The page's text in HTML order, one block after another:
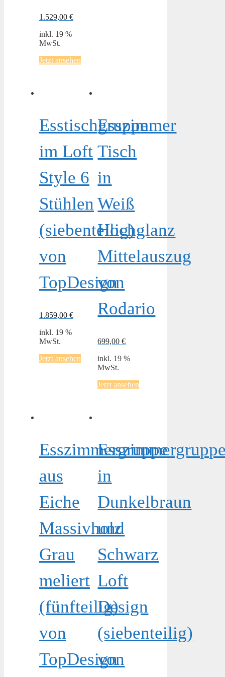
1.529,00 €
inkl. 19 %
MwSt.
Jetzt ansehen
Esstischgruppe
im Loft
Style 6
Stühlen
(siebenteilig)
von
TopDesign
1.859,00 €
inkl. 19 %
MwSt.
Jetzt ansehen
Esszimmer
Tisch
in
Weiß
Hochglanz
Mittelauszug
von
Rodario
699,00€
inkl. 19 %
MwSt.
Jetzt ansehen
Esszimmergruppe
aus
Eiche
Massivholz
Grau
meliert
(fünfteilig)
von
TopDesign
in
Dunkelbraun
und
Schwarz
Loft
Design
(siebenteilig)
von